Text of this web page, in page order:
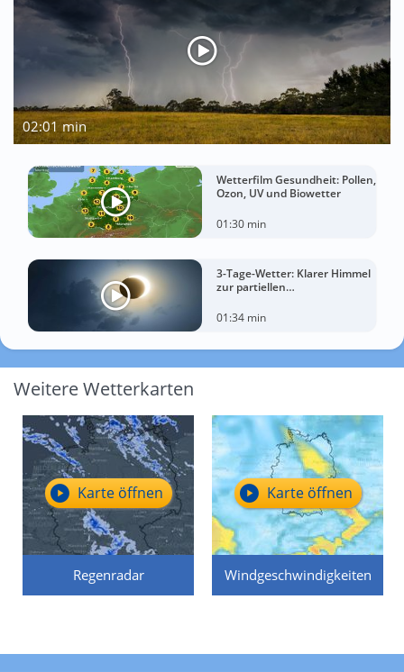
02:01 min
Wetterfilm Gesundheit: Pollen,
Ozon, UV und Biowetter
01:30 min
3-Tage-Wetter: Klarer Himmel
zur partiellen
Mittwoch?
01:34 min
Weitere Wetterkarten
Regenradar
Karte öffnen
Windgeschwindigkeiten
Karte öffnen